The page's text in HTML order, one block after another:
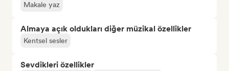
Makale yaz
Almaya açık oldukları diğer müzikal özellikler
Kentsel sesler
Sevdikleri özellikler